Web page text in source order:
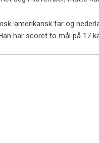
amerikansk far og
har scoret to mål på 17